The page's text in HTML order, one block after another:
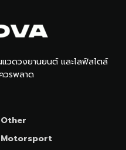
แวดวงยานยนต์ และไลฟ์สไตล์
วรพลาด
Other
Motorsport